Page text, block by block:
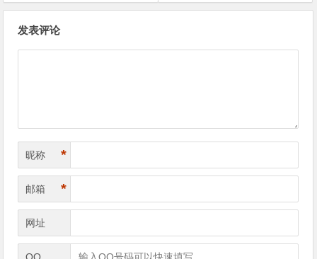
发表评论
昵称 *
邮箱 *
网址
QQ